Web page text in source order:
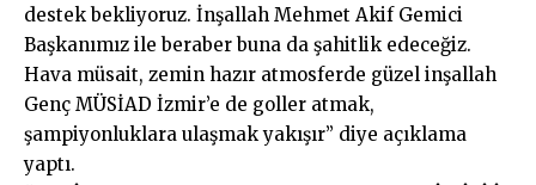
destek bekliyoruz. İnşallah Mehmet Akif Gemici
Başkanımız ile beraber buna da şahitlik edeceğiz.
Hava müsait, zemin hazır atmosferde güzel inşallah
Genç MÜSİAD İzmir’e de goller atmak,
şampiyonluklara ulaşmak yakışır” diye açıklama
yaptı.